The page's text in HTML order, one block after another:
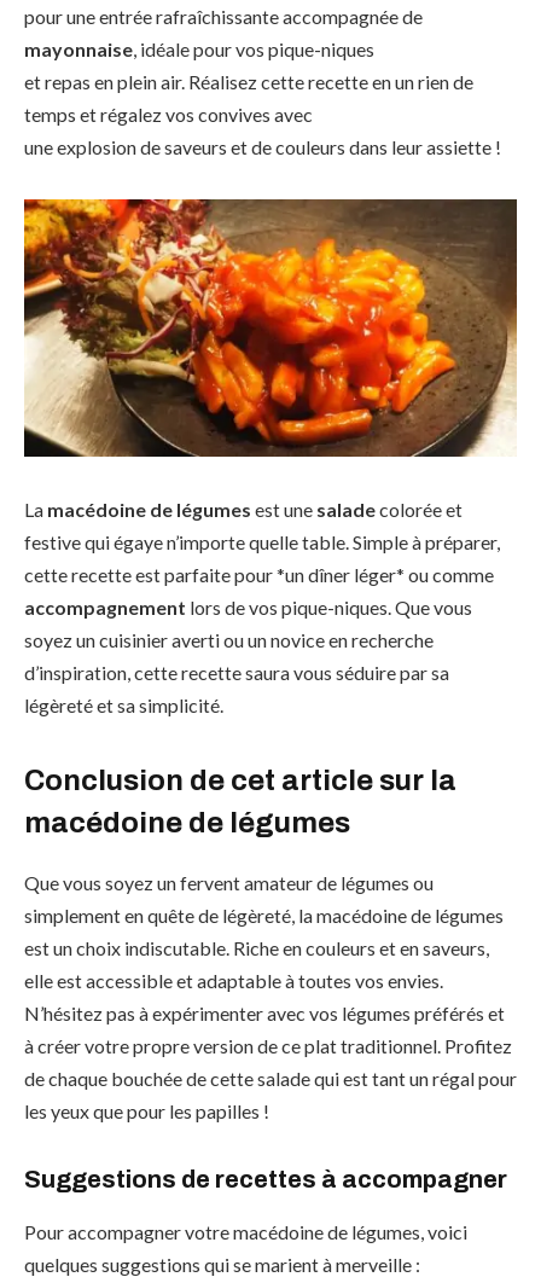
pour une entrée rafraîchissante accompagnée de
mayonnaise, idéale pour vos pique-niques
et repas en plein air. Réalisez cette recette en un rien de
temps et régalez vos convives avec
une explosion de saveurs et de couleurs dans leur assiette !
La macédoine de légumes est une saladecolorée et
festive qui égaye n’importe quelle table. Simple à préparer,
cette recette est parfaite pour *un dîner léger* ou comme
accompagnement lors de vos pique-niques. Que vous
soyez un cuisinier averti ou un novice en recherche
d’inspiration, cette recette saura vous séduire par sa
légèreté et sa simplicité.
Conclusion de cet article sur la
macédoine de légumes
Que vous soyez un fervent amateur de légumes ou
simplement en quête de légèreté, la macédoine de légumes
est un choix indiscutable. Riche en couleurs et en saveurs,
elle est accessible et adaptable à toutes vos envies.
N’hésitez pas à expérimenter avec vos légumes préférés et
à créer votre propre version de ce plat traditionnel. Profitez
de chaque bouchée de cette salade qui est tant un régal pour
les yeux que pour les papilles !
Suggestions de recettes à accompagner
Pour accompagner votre macédoine de légumes, voici
quelques suggestions qui se marient à merveille :